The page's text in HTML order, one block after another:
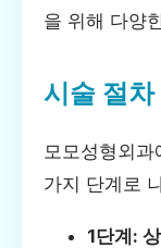
을 위해 다양
시술 절차
모모성형외
가지 단계로
1단계: